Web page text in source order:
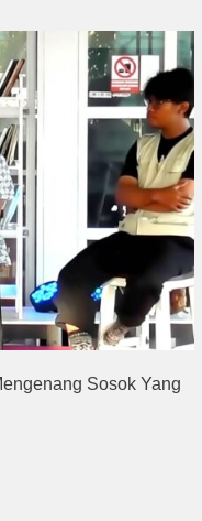
Sosok Yang